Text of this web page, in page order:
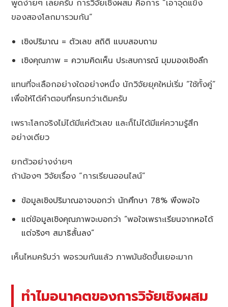
พูดง่ายๆ เลยครับ การวิจัยเชิงผสม คือการ “เอาจุดแข็ง
ของสองโลกมารวมกัน”
เชิงปริมาณ = ตัวเลข สถิติ แบบสอบถาม
เชิงคุณภาพ = ความคิดเห็น ประสบการณ์ มุมมองเชิงลึก
แทนที่จะเลือกอย่างใดอย่างหนึ่ง นักวิจัยยุคใหม่เริ่ม “ใช้ทั้งคู่”
เพื่อให้ได้คำตอบที่ครบกว่าเดิมครับ
เพราะโลกจริงไม่ได้มีแค่ตัวเลข และก็ไม่ได้มีแค่ความรู้สึก
อย่างเดียว
ยกตัวอย่างง่ายๆ
ถ้าน้องๆ วิจัยเรื่อง “การเรียนออนไลน์”
ข้อมูลเชิงปริมาณอาจบอกว่า นักศึกษา 78% พึงพอใจ
แต่ข้อมูลเชิงคุณภาพจะบอกว่า “พอใจเพราะเรียนจากหอได้
แต่จริงๆ สมาธิสั้นลง”
เห็นไหมครับว่า พอรวมกันแล้ว ภาพมันชัดขึ้นเยอะมาก
ทำไมอนาคตของการวิจัยเชิงผสม